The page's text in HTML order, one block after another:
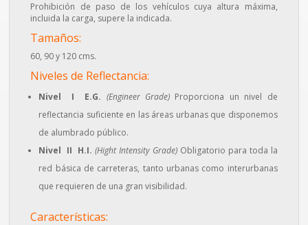
Prohibición de paso de los vehículos cuya altura máxima,
incluida la carga, supere la indicada.
Tamaños:
60, 90 y 120 cms.
Niveles de Reflectancia:
Nivel I E.G. (Engineer Grade)Proporciona un nivel de
reflectancia suficiente en las áreas urbanas que disponemos
de alumbrado público.
Nivel II H.I.(Hight Intensity Grade)Obligatorio para toda la
red básica de carreteras, tanto urbanas como interurbanas
que requieren de una gran visibilidad.
Características: